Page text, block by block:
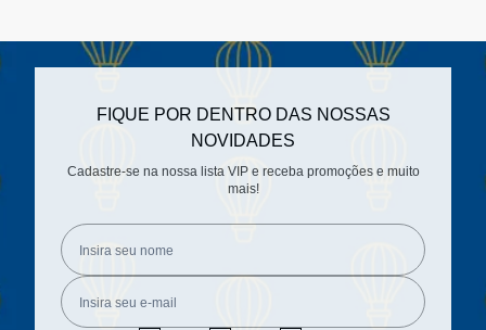
FIQUE POR DENTRO DAS NOSSAS
NOVIDADES
Cadastre-se na nossa lista VIP e receba promoções e muito
mais!